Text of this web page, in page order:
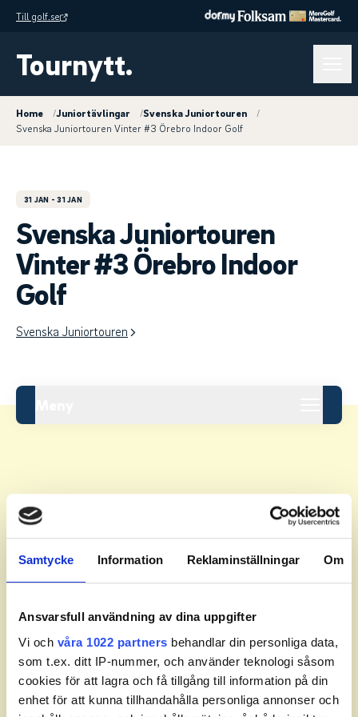
Samtycke Information Reklaminställningar Om
Ansvarsfull användning av dina uppgifter
Vi och våra 1022 partners behandlar din personliga data,
som t.ex. ditt IP-nummer, och använder teknologi såsom
cookies för att lagra och få tillgång till information på din
enhet för att kunna tillhandahålla personliga annonser och
Till golf.se
Tournytt.
Home /Juniortävlingar /Svenska Juniortouren
/
Svenska Juniortouren Vinter #3 Örebro Indoor Golf
31 JAN - 31 JAN
Svenska Juniortouren
Vinter #3 Örebro Indoor
Golf
Svenska Juniortouren
Leaderboard.
Pos Namn
Inga resultat tillgängliga ännu.